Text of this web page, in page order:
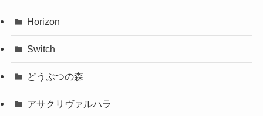
Horizon
Switch
どうぶつの森
アサクリヴァルハラ